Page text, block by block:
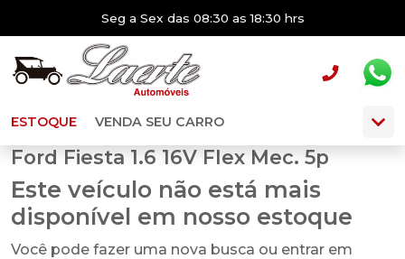
Seg a Sex das 08:30 as 18:30 hrs
ESTOQUE VENDA SEU CARRO
Ford Fiesta 1.6 16V Flex Mec. 5p
Este veículo não está mais
disponível em nosso estoque
Você pode fazer uma nova busca ou entrar em